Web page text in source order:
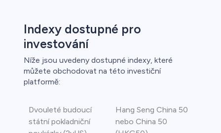
Indexy dostupné pro
investování
Níže jsou uvedeny dostupné indexy, které
můžete obchodovat na této investiční
platformě:
Dvouleté budoucí
státní pokladniční
Hang Seng China 50
nebo China 50